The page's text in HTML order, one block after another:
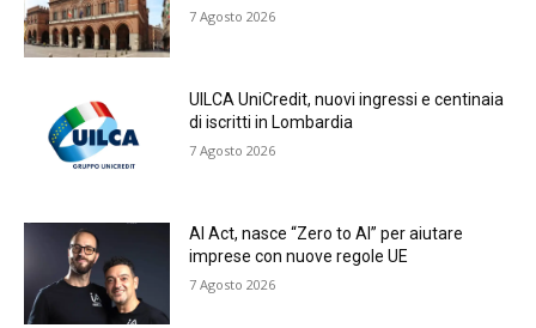
7 Agosto 2026
UILCA UniCredit, nuovi ingressi e centinaia
di iscritti in Lombardia
7 Agosto 2026
AI Act, nasce “Zero to AI” per aiutare
imprese con nuove regole UE
7 Agosto 2026